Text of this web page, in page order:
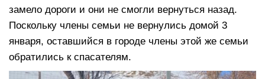
замело дороги и они не смогли вернуться назад.
Поскольку члены семьи не вернулись домой 3
января, оставшийся в городе члены этой же семьи
обратились к спасателям.